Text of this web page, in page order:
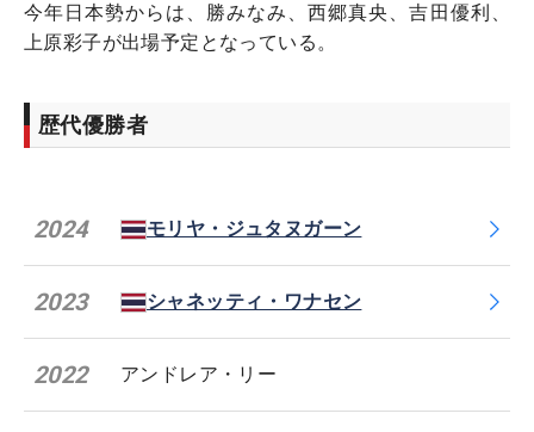
今年日本勢からは、勝みなみ、西郷真央、吉田優利、
上原彩子が出場予定となっている。
歴代優勝者
2024 モリヤ・ジュタヌガーン
2023 シャネッティ・ワナセン
2022 アンドレア・リー